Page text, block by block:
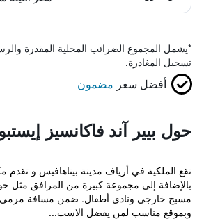
*يشمل المجموع الضرائب المحلية المقدرة
تسجيل المغادرة.
أفضل سعر مضمون
حول بيير آند فاكانسيز
تقع الملكية في أرياف مدينة بيناهافيس و تقدم
بالإضافة إلى مجموعة كبيرة من المرافق مثل
مسبح خارجي ونادي أطفال. ضمن مسافة
وبموقع مناسب لمن يفضل الاست...